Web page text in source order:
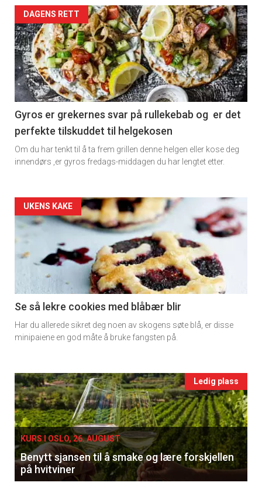
Artikler
detail
-
section
11
Dagens
rett
DAGENS RETT
Gyros er grekernes svar på rullekebab og er det
perfekte tilskuddet til helgekosen
Om du har tenkt til å ta frem grillen denne helgen eller kose deg
innendørs ,er gyros fredags-middagen du har lengtet etter.
Artikler
detail
-
section
11
Ukens
UKENS KAKE
Se så lekre cookies med blåbær blir
Har du allerede sikret deg noen av skogens søte blå, er disse
minipaiene en god måte å bruke fangsten på.
Events
single
Ledig plass
KURS I OSLO, 26. AUGUST
Benytt sjansen til å smake og lære forskjellen
på hvitviner